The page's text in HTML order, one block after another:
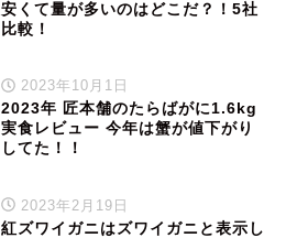
安くて量が多いのはどこだ？！5社
比較！
2023年10月1日
2023年 匠本舗のたらばがに1.6kg
実食レビュー 今年は蟹が値下がり
してた！！
2023年2月19日
紅ズワイガニはズワイガニと表示し